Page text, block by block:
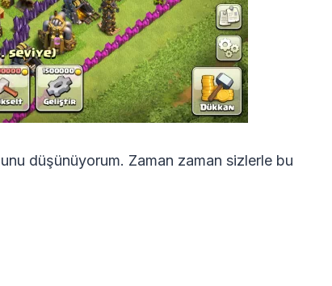
düşünüyorum. Zaman zaman sizlerle bu